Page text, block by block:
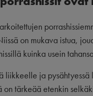
on mukava istua,
kuinka usein
liikkeelle ja
on tärkeää etenkin